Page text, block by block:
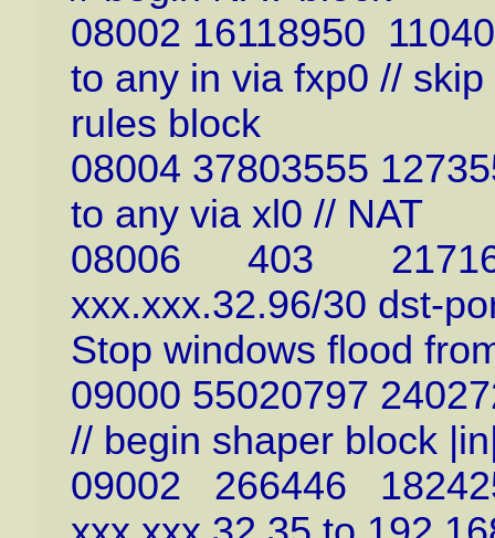
08002 16118950
to any in via fxp0 //
rules block
08004 37803555
to any via xl0 // NAT
08006 403 21716
xxx.xxx.32.96/30 dst-
Stop windows flood
09000 55020797
// begin shaper block
09002 266446